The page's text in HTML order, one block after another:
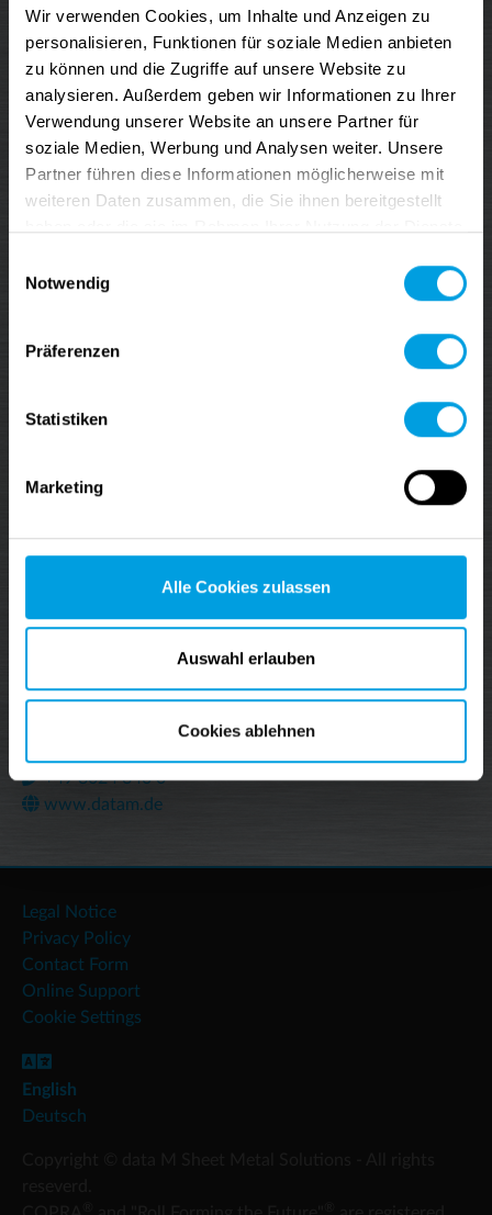
Wir verwenden Cookies, um Inhalte und Anzeigen zu
personalisieren, Funktionen für soziale Medien anbieten
zu können und die Zugriffe auf unsere Website zu
analysieren. Außerdem geben wir Informationen zu Ihrer
Verwendung unserer Website an unsere Partner für
soziale Medien, Werbung und Analysen weiter. Unsere
Partner führen diese Informationen möglicherweise mit
weiteren Daten zusammen, die Sie ihnen bereitgestellt
Notwendig
Präferenzen
Statistiken
Marketing
Alle Cookies zulassen
Auswahl erlauben
Cookies ablehnen
data M Newsletter
Follow us on LinkedIn
About Us
Find all data M Locations
data M Sheet Metal Solutions GmbH
Am Marschallfeld 17
+49 8024 640 0
www.datam.de
Legal Notice
Privacy Policy
Contact Form
Online Support
Cookie Settings
English
Deutsch